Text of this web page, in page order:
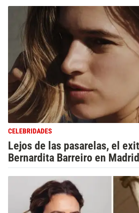
CELEBRIDADES
Lejos de las pasarelas, el
Bernardita Barreiro en Madrid